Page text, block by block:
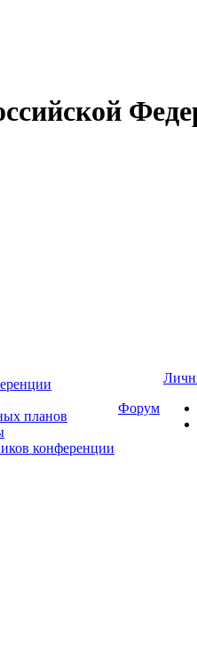
планов
конференции
Форум